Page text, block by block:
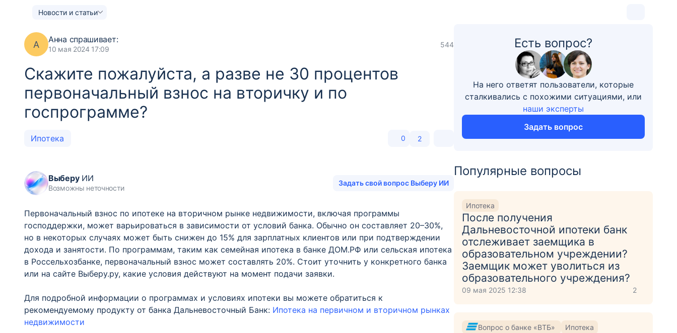
Новости и статьи
А Анна спрашивает:
10 мая 2024 17:09
544
Скажите пожалуйста, а разве не 30 процентов
первоначальный взнос на вторичку и по
госпрограмме?
Ипотека 0 2
ВыберуИИ
Возможны неточности
Задать свой вопрос Выберу ИИ
Первоначальный взнос по ипотеке на вторичном рынке недвижимости, включая программы
господдержки, может варьироваться в зависимости от условий банка. Обычно он составляет 20–30%,
но в некоторых случаях может быть снижен до 15% для зарплатных клиентов или при подтверждении
дохода и занятости. По программам, таким как семейная ипотека в банке ДОМ.РФ или сельская ипотека
в Россельхозбанке, первоначальный взнос может составлять 20%. Стоит уточнить у конкретного банка
или на сайте Выберу.ру, какие условия действуют на момент подачи заявки.
Для подробной информации о программах и условиях ипотеки вы можете обратиться к
рекомендуемому продукту от банка Дальневосточный Банк: Ипотека на первичном и вторичном рынках
недвижимости
Есть вопрос?
На него ответят пользователи, которые
сталкивались с похожими ситуациями, или
наши эксперты
Задать вопрос
Популярные вопросы
Ипотека
После получения
Дальневосточной ипотеки банк
отслеживает заемщика в
образовательном учреждении?
Заемщик может уволиться из
образовательного учреждения?
09 мая 2025 12:38 2
Вопрос о банке «ВТБ» Ипотека